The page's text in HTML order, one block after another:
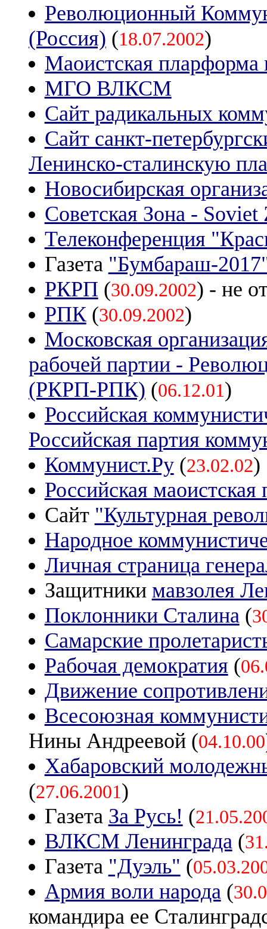
Революционный
(Россия) (18.07.2002)
Маоистская
МГО ВЛКСМ
Сайт радикальных
Сайт санкт-
Ленинско-сталинскую
Новосибирская
Советская Зона - Soviet
Телеконференция
Газета "Бумбараш-
РКРП (30.09.2002) - не
РПК(30.09.2002)
Московская
рабочей партии -
(РКРП-РПК) (06.12.01)
Российская
Российская партия
Коммунист.Ру(23.02.02)
Российская маоистская
Сайт "Культурная
Народное
Личная страница
Защитники мавзолея
Поклонники Сталина (
Самарские
Рабочая демократия (
Движение
Всесоюзная
Нины Андреевой (04.10.00
Хабаровский
(27.06.2001)
Газета За Русь! (
ВЛКСМ Ленинграда (
Газета "Дуэль" (
Армия воли народа (
командира ее